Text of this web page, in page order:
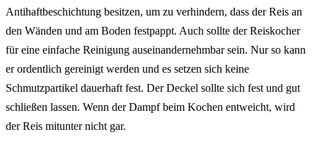
Antihaftbeschichtung besitzen, um zu verhindern, dass der Reis an
den Wänden und am Boden festpappt. Auch sollte der Reiskocher
für eine einfache Reinigung auseinandernehmbar sein. Nur so kann
er ordentlich gereinigt werden und es setzen sich keine
Schmutzpartikel dauerhaft fest. Der Deckel sollte sich fest und gut
schließen lassen. Wenn der Dampf beim Kochen entweicht, wird
der Reis mitunter nicht gar.